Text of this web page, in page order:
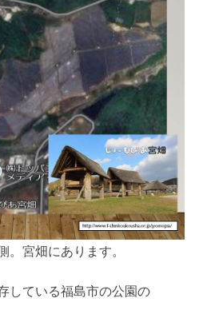
。宮畑にあります。
している福島市の公園の